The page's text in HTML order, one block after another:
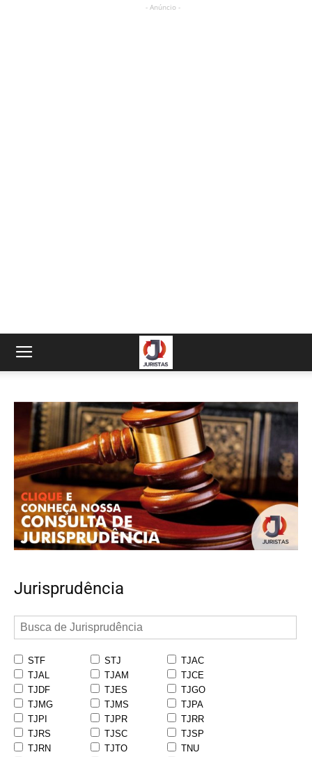
- Anúncio -
Jurisprudência
STF STJ
TJAC
TJAL
TJAM
TJCE
TJDF
TJES
TJGO
TJMG
TJMS
TJPA
TJPI
TJPR
TJRR
TJRS
TJSC
TJSP
TJRN
TJTO
TNU